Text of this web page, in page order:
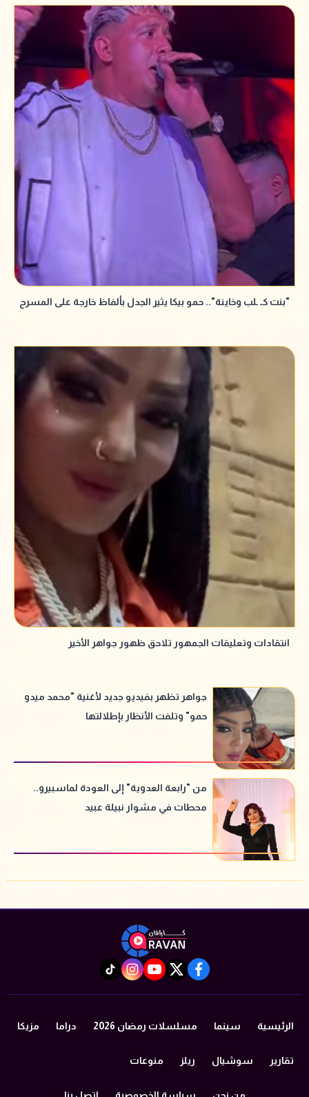
"بنت كـ ـلب وخاينة".. حمو بيكا يثير الجدل بألفاظ خارجة على المسرح
انتقادات وتعليقات الجمهور تلاحق ظهور جواهر الأخير
جواهر تظهر بفيديو جديد لأغنية "محمد ميدو
حمو" وتلفت الأنظار بإطلالتها
من "رابعة العدوية" إلى العودة لماسبيرو..
محطات في مشوار نبيلة عبيد
facebook
twitter
youtube
instagram
tiktok
الرئيسية سينما مسلسلات رمضان 2026 دراما مزيكا
تقارير سوشيال ريلز منوعات